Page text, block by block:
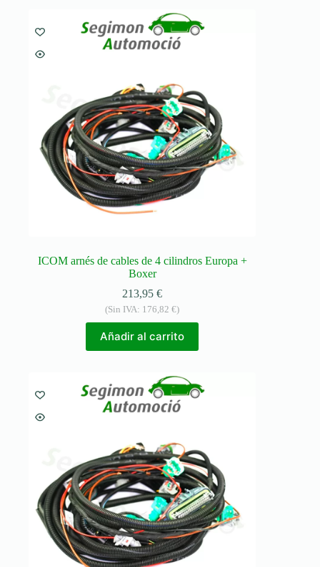
ICOM arnés de cables de 4 cilindros Europa +
Boxer
213,95€
(Sin IVA: 176,82€)
Añadir al carrito